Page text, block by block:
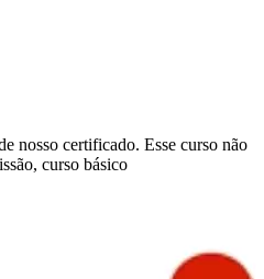
nosso certificado. Esse curso não
curso básico